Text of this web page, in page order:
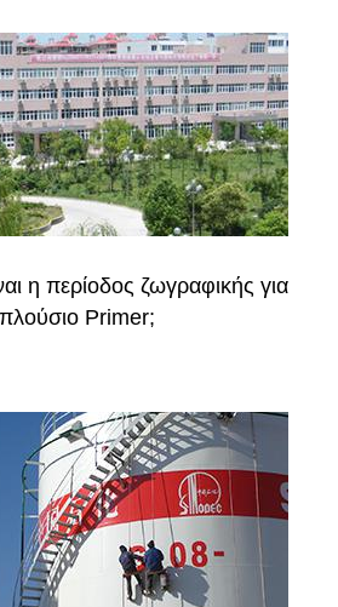
η περίοδος ζωγραφικής για
Primer;